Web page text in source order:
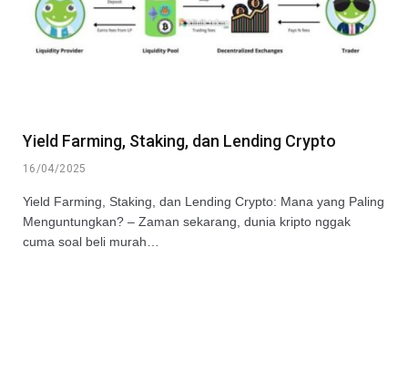
Yield Farming, Staking, dan Lending Crypto
16/04/2025
Yield Farming, Staking, dan Lending Crypto: Mana yang Paling
Menguntungkan? – Zaman sekarang, dunia kripto nggak
cuma soal beli murah…